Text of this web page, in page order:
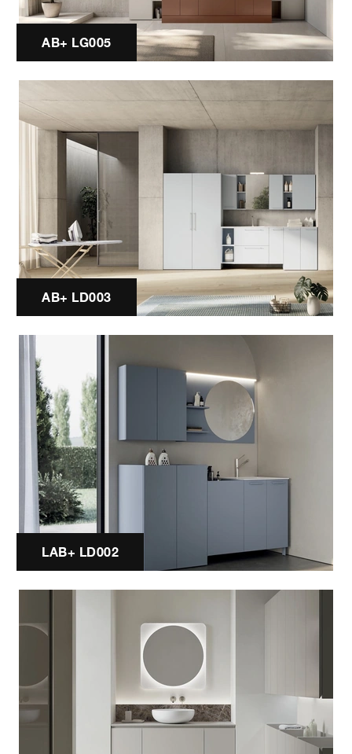
AB+ LG005
AB+ LD003
LAB+ LD002